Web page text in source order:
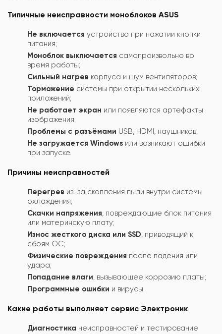
Типичные неисправности моноблоков ASUS
Не включается устройство при нажатии кнопки
питания;
Моноблок выключается самопроизвольно во
время работы;
Сильный нагрев корпуса и шум вентиляторов;
Торможение системы при открытии нескольких
приложений;
Не работает экран или появляются артефакты
изображения;
Проблемы с разъёмами USB, HDMI, наушников;
Не загружается Windows или возникают ошибки
при запуске.
Причины неисправностей
Перегрев из-за скопления пыли внутри системы
охлаждения;
Скачки напряжения , повреждающие блок питания
или материнскую плату;
Износ жесткого диска или SSD , приводящий к
сбоям ОС;
Физические повреждения после падения или
удара;
Попадание влаги , вызывающее коррозию платы;
Программные ошибки и вирусы.
Какие работы выполняет сервис Электроник
Диагностика неисправностей и тестирование